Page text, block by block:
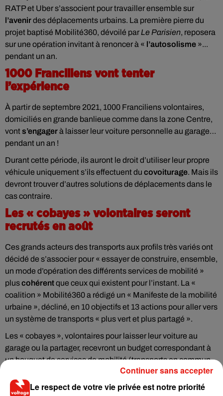
RATP et Uber s’associent pour travailler ensemble sur
l’avenirdes déplacements urbains. La première pierre du
projet baptisé Mobilité360, dévoilé par Le Parisien, reposera
sur une opération invitant à renoncer à « l’autosolisme »...
pendant un an.
1000 Franciliens vont tenter
l’expérience
À partir de septembre 2021, 1000 Franciliens volontaires,
domiciliés en grande banlieue comme dans la zone Centre,
vonts’engagerà laisser leur voiture personnelle au garage…
pendant un an !
Durant cette période, ils auront le droit d’utiliser leur propre
véhicule uniquement s’ils effectuent du covoiturage. Mais ils
devront trouver d’autres solutions de déplacements dans le
cas contraire.
Les « cobayes » volontaires seront
recrutés en août
Ces grands acteurs des transports aux profils très variés ont
décidé de s’associer pour « essayer de construire, ensemble,
un mode d’opération des différents services de mobilité »
pluscohérentque ceux qui existent pour l’instant. La «
coalition » Mobilité360 a rédigé un « Manifeste de la mobilité
urbaine », décliné, en 10 objectifs et 13 actions pour aller vers
un système de transports « plus vert et plus partagé ».
Les « cobayes », volontaires pour laisser leur voiture au
garage ou la partager, recevront un budget correspondant à
un bouquet de services de mobilité (transports en commun,
covoiturage, autopartage, transports à la demande…) en
compensation de leur «sacrifice».
Le respect de votre vie privée est notre priorité
Continuer sans accepter